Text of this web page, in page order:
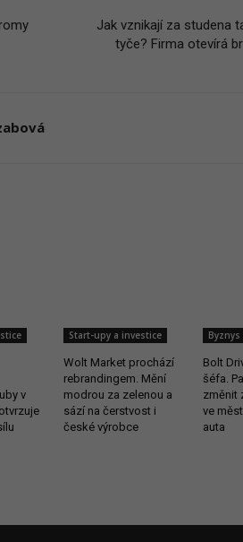
Jak vznikají za studena
tyče? Firma otevírá
v
Start-upy a investice
Wolt Market prochází
rebrandingem. Mění
modrou za zelenou a
sází na čerstvost i
české výrobce
Byznys
Bolt
šéfa.
změnit
ve
auta